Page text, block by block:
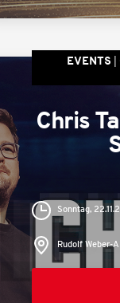
EVENTS
Chris
Sonntag,
Rudolf Weber-